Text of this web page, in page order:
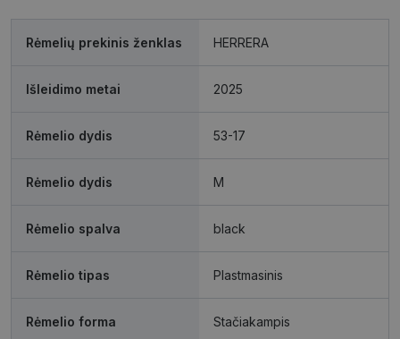
Rėmelių prekinis ženklas HERRERA
Išleidimo metai 2025
Rėmelio dydis 53-17
Rėmelio dydis M
Rėmelio spalva black
Rėmelio tipas Plastmasinis
Rėmelio forma Stačiakampis